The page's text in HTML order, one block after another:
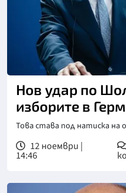
Нов удар по
изборите в
Това става под натиска на
12 ноември |
14:46